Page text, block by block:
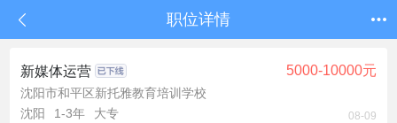
职位详情
新媒体运营 5000-10000元
沈阳市和平区新托雅教育培训学校
沈阳
1-3年 大专 08-09